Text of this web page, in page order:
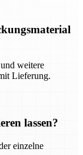
weitere
Lieferung.
lassen?
einzelne